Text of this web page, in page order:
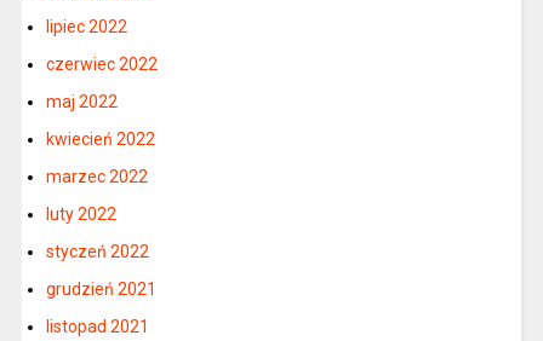
lipiec 2022
czerwiec 2022
maj 2022
kwiecień 2022
marzec 2022
luty 2022
styczeń 2022
grudzień 2021
listopad 2021